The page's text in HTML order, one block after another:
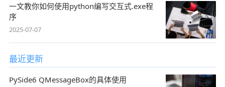
一文教你如何使用python编写交互式.exe程
序
2025-07-07
最近更新
PySide6 QMessageBox的具体使用